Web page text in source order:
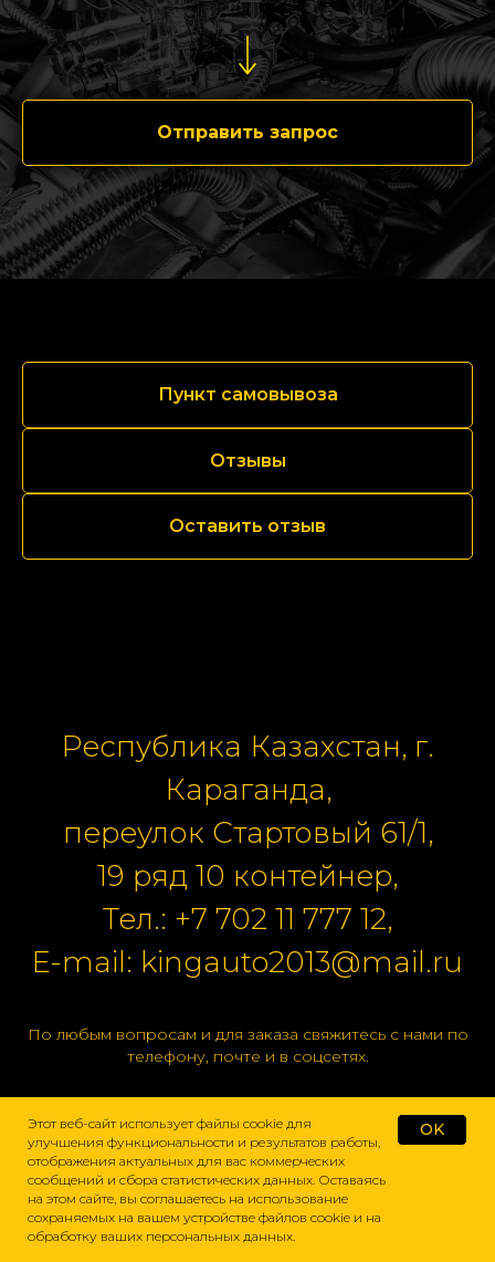
Этот веб-сайт использует файлы cookie для
улучшения функциональности и результатов работы,
отображения актуальных для вас коммерческих
сообщений и сбора статистических данных. Оставаясь
на этом сайте, вы соглашаетесь на использование
сохраняемых на вашем устройстве файлов cookie и на
обработку ваших персональных данных.
OK
Домой Каталог Подбор
Отправить запрос
Пункт самовывоза
Отзывы
Оставить отзыв
Республика Казахстан, г.
Караганда,
переулок Стартовый 61/1,
19 ряд 10 контейнер,
Тел.: +7 702 11 777 12,
E-mail: kingauto2013@mail.ru
По любым вопросам и для заказа свяжитесь с нами по
телефону, почте и в соцсетях.